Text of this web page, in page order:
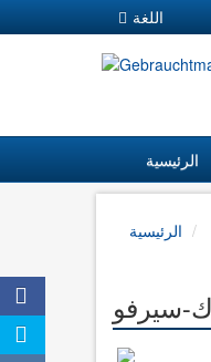
اللغة
الرئيسية
الرئيسية